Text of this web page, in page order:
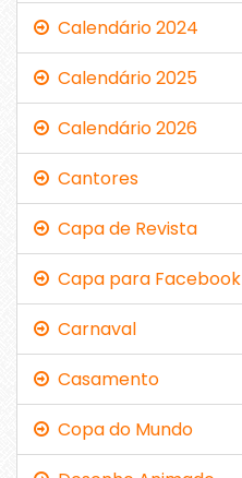
Calendário 2024
Calendário 2025
Calendário 2026
Cantores
Capa de Revista
Capa para Facebook
Carnaval
Casamento
Copa do Mundo